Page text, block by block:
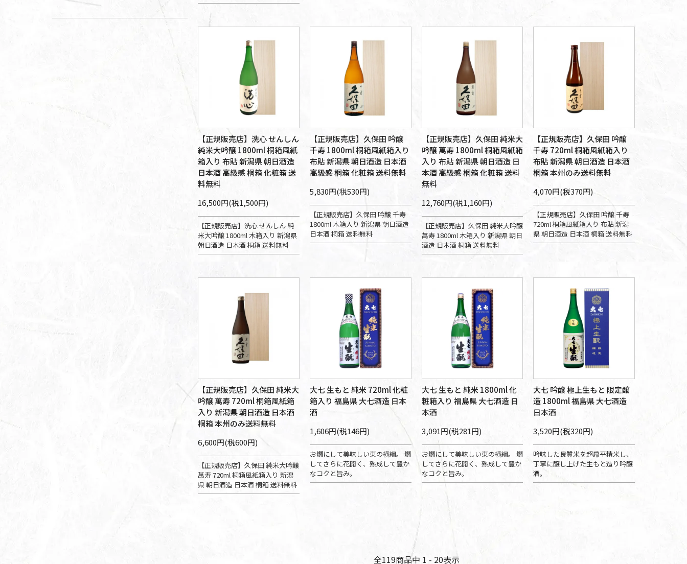
【正規販売店】洗心 せんしん
純米大吟醸 1800ml 桐箱風紙
箱入り 布貼 新潟県 朝日酒造
日本酒 高級感 桐箱 化粧箱 送
料無料
16,500円(税1,500円)
【正規販売店】洗心 せんしん 純
米大吟醸 1800ml 木箱入り 新潟県
朝日酒造 日本酒 桐箱 送料無料
【正規販売店】久保田 吟醸
千寿 1800ml 桐箱風紙箱入り
布貼 新潟県 朝日酒造 日本酒
高級感 桐箱 化粧箱 送料無料
5,830円(税530円)
【正規販売店】久保田 吟醸 千寿
1800ml 木箱入り 新潟県 朝日酒造
日本酒 桐箱 送料無料
【正規販売店】久保田 純米大
吟醸 萬寿 1800ml 桐箱風紙箱
入り 布貼 新潟県 朝日酒造 日
本酒 高級感 桐箱 化粧箱 送料
無料
12,760円(税1,160円)
【正規販売店】久保田 純米大吟醸
萬寿 1800ml 木箱入り 新潟県 朝日
酒造 日本酒 桐箱 送料無料
【正規販売店】久保田 吟醸
千寿 720ml 桐箱風紙箱入り
布貼 新潟県 朝日酒造 日本酒
桐箱 本州のみ送料無料
4,070円(税370円)
【正規販売店】久保田 吟醸 千寿
720ml 桐箱風紙箱入り 布貼 新潟
県 朝日酒造 日本酒 桐箱 送料無料
【正規販売店】久保田 純米大
吟醸 萬寿 720ml 桐箱風紙箱
入り 新潟県 朝日酒造 日本酒
桐箱 本州のみ送料無料
6,600円(税600円)
【正規販売店】久保田 純米大吟醸
萬寿 720ml 桐箱風紙箱入り 新潟
県 朝日酒造 日本酒 桐箱 送料無料
大七 生もと 純米 720ml 化粧
箱入り 福島県 大七酒造 日本
酒
1,606円(税146円)
お燗にして美味しい東の横綱。 燗
してさらに花開く、熟成して豊か
なコクと旨み。
大七 生もと 純米 1800ml 化
粧箱入り 福島県 大七酒造 日
本酒
3,091円(税281円)
お燗にして美味しい東の横綱。 燗
してさらに花開く、熟成して豊か
なコクと旨み。
大七 吟醸 極上生もと 限定醸
造 1800ml 福島県 大七酒造
日本酒
3,520円(税320円)
吟味した良質米を超扁平精米し、
丁寧に醸し上げた生もと造り吟醸
酒。
全119商品中 1 - 20表示